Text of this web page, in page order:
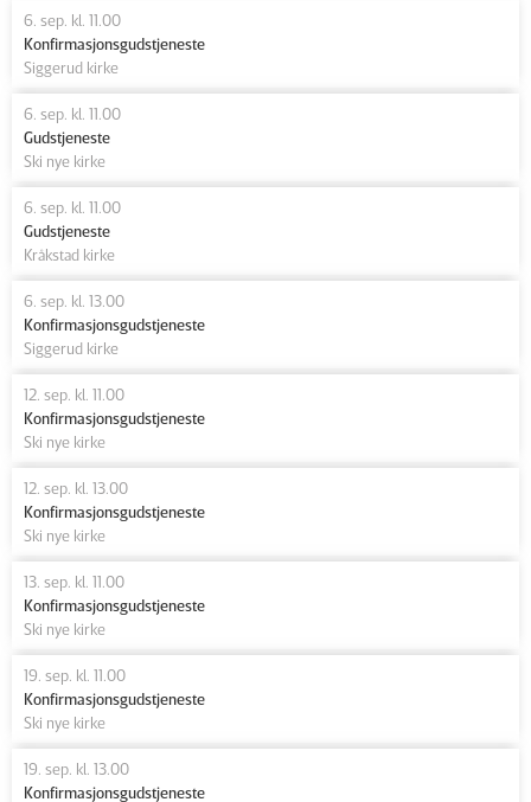
6. sep. kl. 11.00
Konfirmasjonsgudstjeneste
Siggerud kirke
6. sep. kl. 11.00
Gudstjeneste
Ski nye kirke
6. sep. kl. 11.00
Gudstjeneste
Kråkstad kirke
6. sep. kl. 13.00
Konfirmasjonsgudstjeneste
Siggerud kirke
12. sep. kl. 11.00
Konfirmasjonsgudstjeneste
Ski nye kirke
12. sep. kl. 13.00
Konfirmasjonsgudstjeneste
Ski nye kirke
13. sep. kl. 11.00
Konfirmasjonsgudstjeneste
Ski nye kirke
19. sep. kl. 11.00
Konfirmasjonsgudstjeneste
Ski nye kirke
19. sep. kl. 13.00
Konfirmasjonsgudstjeneste